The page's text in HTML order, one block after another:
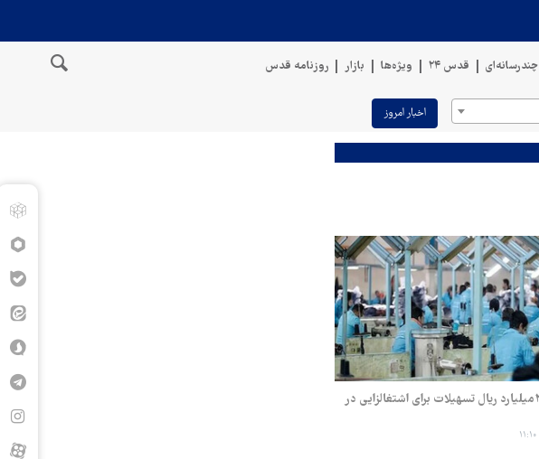
چندرسانه‌ای قدس ۲۴ ویژه‌ها بازار روزنامه قدس
اخبار امروز
اختصاص ۲۶۰میلیارد ریال تسهیلات برای اشتغالزایی در